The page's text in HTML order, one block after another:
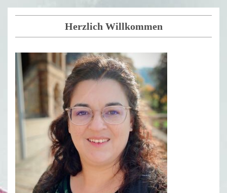
Herzlich Willkommen